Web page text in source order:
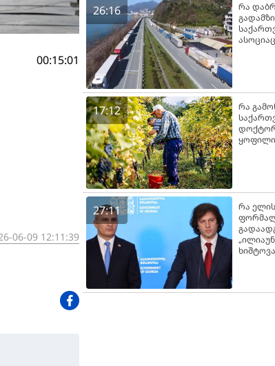
00:15:01
06-09 12:11:39
26:16
რა
17:12
რა
27:11
რა